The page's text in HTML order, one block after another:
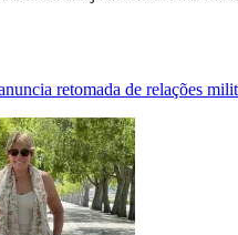
retomada de relações